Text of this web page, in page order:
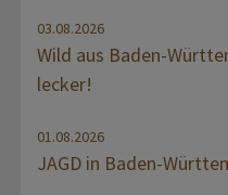
03.08.2026
Wild aus Baden-
lecker!
01.08.2026
JAGD in Baden-